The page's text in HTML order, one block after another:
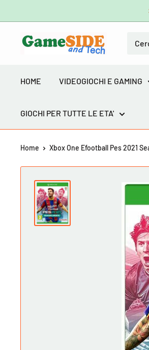
al
contenutoGameSIDE&Tech
HOME VIDEOGIOCHI E GAMING
GIOCHI PER TUTTE LE ETA'
Home Xbox One Efootball Pes 2021